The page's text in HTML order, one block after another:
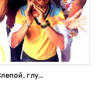
Слепой, глухой, немой (2006)